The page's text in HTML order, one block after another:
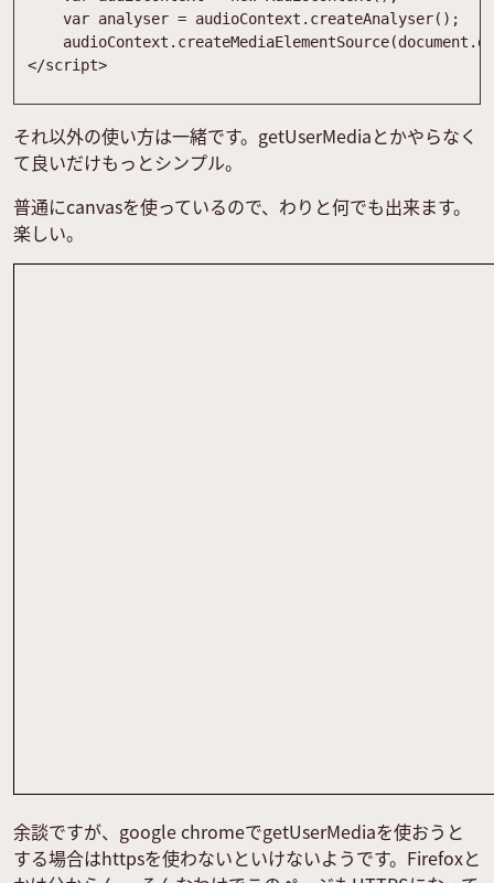
var analyser = audioContext . createAnalyser( ) ;
audioContext . createMediaElementSource(document .
</script>
それ以外の使い方は一緒です。getUserMediaとかやらなく
て良いだけもっとシンプル。
普通にcanvasを使っているので、わりと何でも出来ます。
楽しい。
余談ですが、google chromeでgetUserMediaを使おうと
する場合はhttpsを使わないといけないようです。Firefoxと